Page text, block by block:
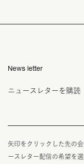
News letter
ニュースレターを購読
矢印をクリックした先の
ースレター配信の希望を